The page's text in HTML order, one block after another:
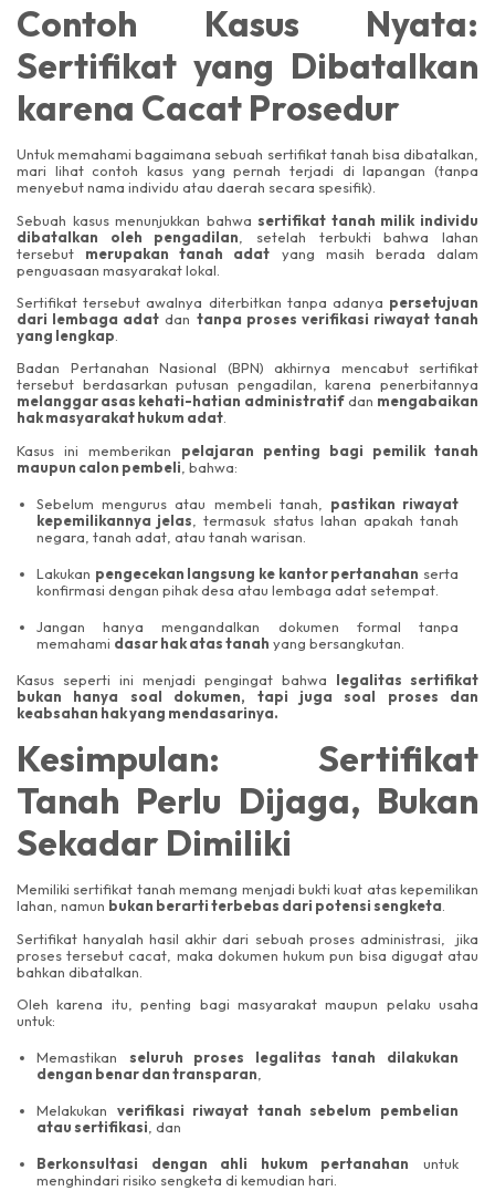
Contoh Kasus Nyata:
Sertifikat yang Dibatalkan
karena Cacat Prosedur
Untuk memahami bagaimana sebuah sertifikat tanah bisa dibatalkan,
mari lihat contoh kasus yang pernah terjadi di lapangan (tanpa
menyebut nama individu atau daerah secara spesifik).
Sebuah kasus menunjukkan bahwasertifikat tanah milik individu
dibatalkan oleh pengadilan , setelah terbukti bahwa lahan
tersebut merupakan tanah adat yang masih berada dalam
penguasaan masyarakat lokal.
Sertifikat tersebut awalnya diterbitkan tanpa adanya persetujuan
dari lembaga adat dan tanpa proses verifikasi riwayat tanah
yang lengkap
Badan Pertanahan Nasional (BPN) akhirnya mencabut sertifikat
tersebut berdasarkan putusan pengadilan, karena penerbitannya
melanggar asas kehati-hatian administratifdan mengabaikan
hak masyarakat hukum adat.
Kasus ini memberikan pelajaran penting bagi pemilik tanah
maupun calon pembeli , bahwa:
Sebelum mengurus atau membeli tanah, pastikan riwayat
kepemilikannya jelas , termasuk status lahan apakah tanah
negara, tanah adat, atau tanah warisan.
Lakukan pengecekan langsung ke kantor pertanahan serta
konfirmasi dengan pihak desa atau lembaga adat setempat.
Jangan hanya mengandalkan dokumen formal tanpa
memahami dasar hak atas tanah yang bersangkutan.
Kasus seperti ini menjadi pengingat bahwa legalitas sertifikat
bukan hanya soal dokumen, tapi juga soal proses dan
keabsahan hak yang mendasarinya.
Kesimpulan: Sertifikat
Tanah Perlu Dijaga, Bukan
Sekadar Dimiliki
Memiliki sertifikat tanah memang menjadi bukti kuat atas kepemilikan
lahan, namun bukan berarti terbebas dari potensi sengketa.
Sertifikat hanyalah hasil akhir dari sebuah proses administrasi, jika
proses tersebut cacat, maka dokumen hukum pun bisa digugat atau
bahkan dibatalkan.
Oleh karena itu, penting bagi masyarakat maupun pelaku usaha
untuk:
Memastikan seluruh proses legalitas tanah dilakukan
dengan benar dan transparan
Melakukan verifikasi riwayat tanah sebelum pembelian
atau sertifikasi , dan
Berkonsultasi dengan ahli hukum pertanahan untuk
menghindari risiko sengketa di kemudian hari.